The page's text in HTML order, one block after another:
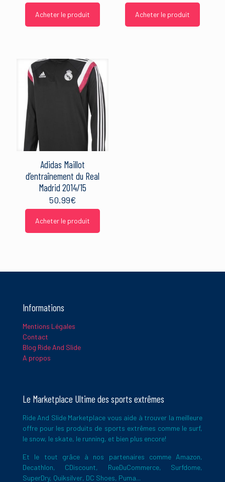
Acheter le produit Acheter le produit
Adidas Maillot
d’entraînement du Real
Madrid 2014/15
50.99€
Acheter le produit
Informations
Mentions Légales
Contact
Blog Ride And Slide
A propos
Le Marketplace Ultime des sports extrêmes
Ride And Slide Marketplace vous aide à trouver la meilleure
offre pour les produits de sports extrêmes comme le surf,
le snow, le skate, le running, et bien plus encore!
Et le tout grâce à nos partenaires comme Amazon,
Decathlon, CDiscount, RueDuCommerce, Surfdome,
SuperDry, Quiksilver, DC Shoes, Puma...